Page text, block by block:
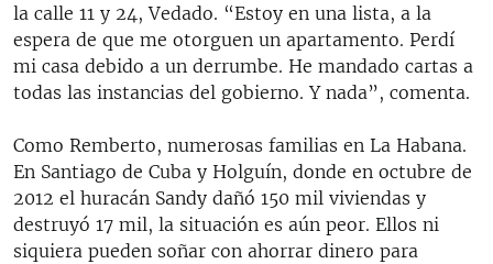
la calle 11 y 24, Vedado. “Estoy en una lista, a la
espera de que me otorguen un apartamento. Perdí
mi casa debido a un derrumbe. He mandado cartas a
todas las instancias del gobierno. Y nada”, comenta.
Como Remberto, numerosas familias en La Habana.
En Santiago de Cuba y Holguín, donde en octubre de
2012 el huracán Sandy dañó 150 mil viviendas y
destruyó 17 mil, la situación es aún peor. Ellos ni
siquiera pueden soñar con ahorrar dinero para